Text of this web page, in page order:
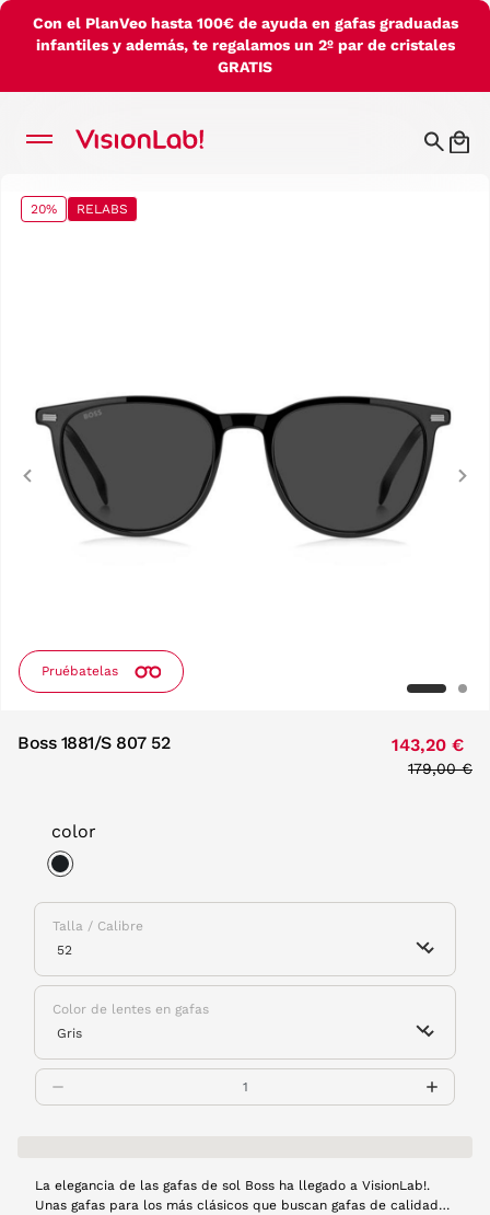
Con el PlanVeo hasta 100€ de ayuda en gafas graduadas
infantiles y además, te regalamos un 2º par de cristales
GRATIS
20% RELABS
Pruébatelas
Previous
Boss 1881/S 807 52 143,20 €
Price
179,00 €
color
Talla / Calibre
Color de lentes en gafas
La elegancia de las gafas de sol Boss ha llegado a VisionLab!.
Unas gafas para los más clásicos que buscan gafas de calidad